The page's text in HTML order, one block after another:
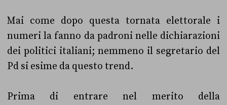
Mai come dopo questa tornata elettorale i
numeri la fanno da padroni nelle dichiarazioni
dei politici italiani; nemmeno il segretario del
Pd si esime da questo trend.
Prima di entrare nel merito della